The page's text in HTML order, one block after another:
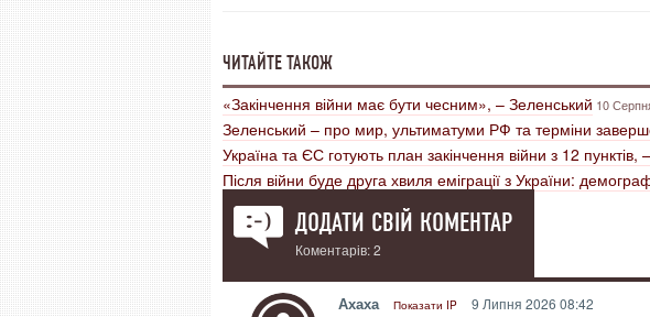
ЧИТАЙТЕ ТАКОЖ
«Закінчення війни має бути чесним», – Зеленський 10
Зеленський – про мир, ультиматуми РФ та терміни
Україна та ЄС готують план закінчення війни з 12 пунктів,
Після війни буде друга хвиля еміграції з України:
ДОДАТИ СВІЙ КОМЕНТАР
Коментарів: 2
Ахаха Показати IP 9 Липня 2026 08:42